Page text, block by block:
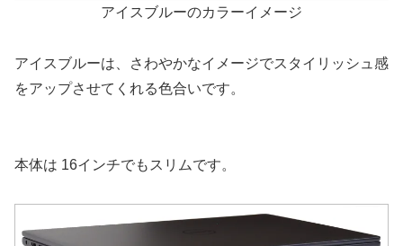
アイスブルーのカラーイメージ
アイスブルーは、さわやかなイメージでスタイリッシュ感
をアップさせてくれる色合いです。
本体は 16インチでもスリムです。